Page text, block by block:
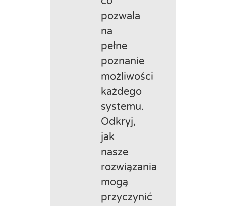
pozwala
na
pełne
poznanie
możliwości
każdego
systemu.
Odkryj,
jak
nasze
rozwiązania
mogą
przyczynić